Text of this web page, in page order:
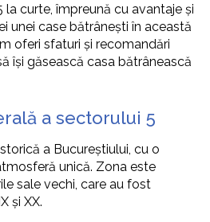
curte, împreună cu avantaje și
unei case bătrânești în această
oferi sfaturi și recomandări
își găsească casa bătrânească
a sectorului 5
a Bucureștiului, cu o
unică. Zona este
sale vechi, care au fost
și XX.